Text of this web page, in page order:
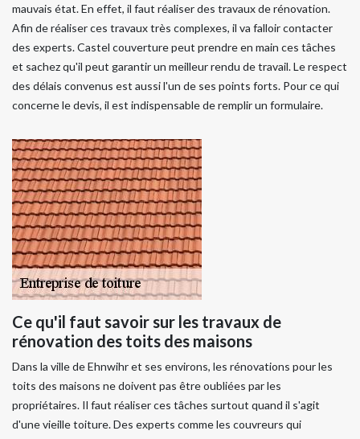
mauvais état. En effet, il faut réaliser des travaux de rénovation.
Afin de réaliser ces travaux très complexes, il va falloir contacter
des experts. Castel couverture peut prendre en main ces tâches
et sachez qu'il peut garantir un meilleur rendu de travail. Le respect
des délais convenus est aussi l'un de ses points forts. Pour ce qui
concerne le devis, il est indispensable de remplir un formulaire.
Ce qu'il faut savoir sur les travaux de
rénovation des toits des maisons
Dans la ville de Ehnwihr et ses environs, les rénovations pour les
toits des maisons ne doivent pas être oubliées par les
propriétaires. Il faut réaliser ces tâches surtout quand il s'agit
d'une vieille toiture. Des experts comme les couvreurs qui